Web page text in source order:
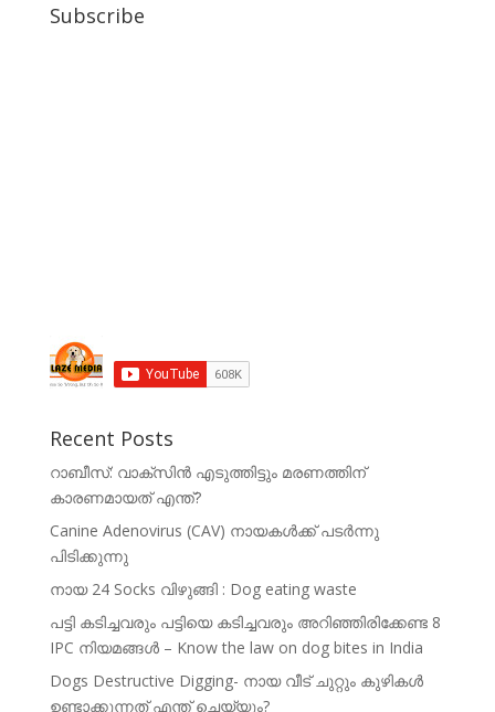
Subscribe
Recent Posts
റാബീസ്: വാക്സിൻ എടുത്തിട്ടും മരണത്തിന്
കാരണമായത് എന്ത്?
Canine Adenovirus (CAV) നായകൾക്ക് പടർന്നു
പിടിക്കുന്നു
നായ 24 Socks വിഴുങ്ങി : Dog eating waste
പട്ടി കടിച്ചവരും പട്ടിയെ കടിച്ചവരും അറിഞ്ഞിരിക്കേണ്ട 8
IPC നിയമങ്ങൾ – Know the law on dog bites in India
Dogs Destructive Digging- നായ വീട് ചുറ്റും കുഴികൾ
ഉണ്ടാക്കുന്നത് എന്ത് ചെയ്യും?